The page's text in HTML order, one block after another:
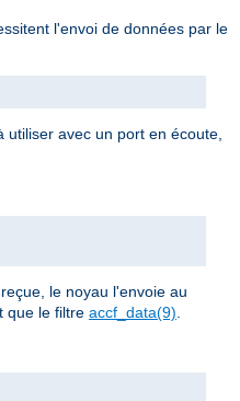
l'envoi de données par le
avec un port en écoute,
le noyau l'envoie au
que le filtre accf_data(9)